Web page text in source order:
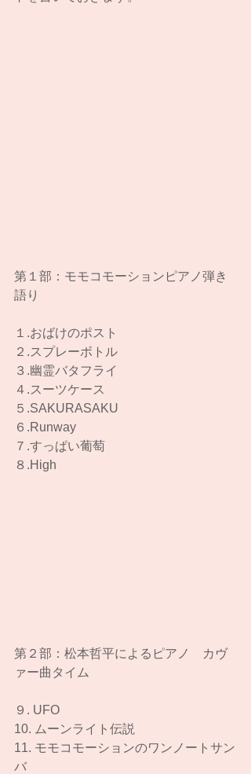
第１部：モモコモーションピアノ弾き
語り
１.おばけのポスト
２.スプレーボトル
３.幽霊バタフライ
４.スーツケース
５.SAKURASAKU
６.Runway
７.すっぱい葡萄
８.High
第２部：松本哲平によるピアノ　カヴ
ァー曲タイム
９. UFO
10. ムーンライト伝説
11. モモコモーションのワンノートサン
バ